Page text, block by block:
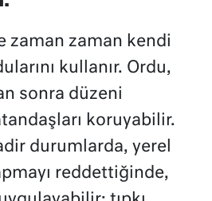
zaman zaman kendi
kullanır. Ordu,
sonra düzeni
koruyabilir.
durumlarda, yerel
reddettiğinde,